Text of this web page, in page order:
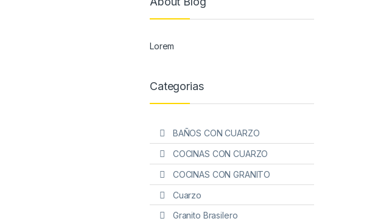
Lorem
Categorias
BAÑOS CON CUARZO
COCINAS CON CUARZO
COCINAS CON GRANITO
Cuarzo
Granito Brasilero